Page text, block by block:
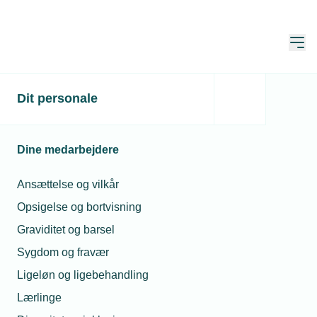
Dit personale
Dine medarbejdere
Ansættelse og vilkår
Opsigelse og bortvisning
Graviditet og barsel
Sygdom og fravær
Ligeløn og ligebehandling
Lærlinge
Standardforbehold
Historisk har TEKNIQ udarbejdet en
række standardforbehold (senest
januar 2007), som
medlemsvirksomheder kunne anvende
ved tilbudsgivning. Formålet var at
skabe et mere balanceret